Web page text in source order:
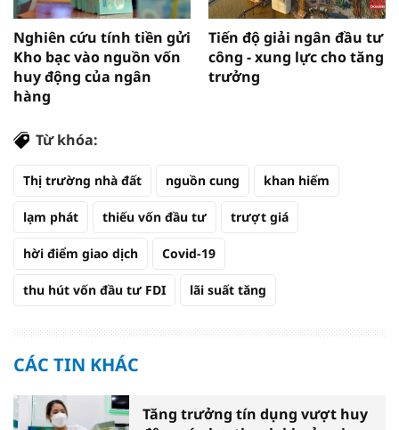
Nghiên cứu tính tiền gửi
Kho bạc vào nguồn vốn
huy động của ngân
hàng
Tiến độ giải ngân đầu tư
công - xung lực cho tăng
trưởng
Từ khóa:
Thị trường nhà đất nguồn cung khan hiếm
lạm phát thiếu vốn đầu tư trượt giá
hời điểm giao dịch Covid-19
thu hút vốn đầu tư FDI lãi suất tăng
CÁC TIN KHÁC
Tăng trưởng tín dụng vượt huy